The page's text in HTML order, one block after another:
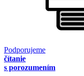
Podporujeme
čítanie
s porozumením